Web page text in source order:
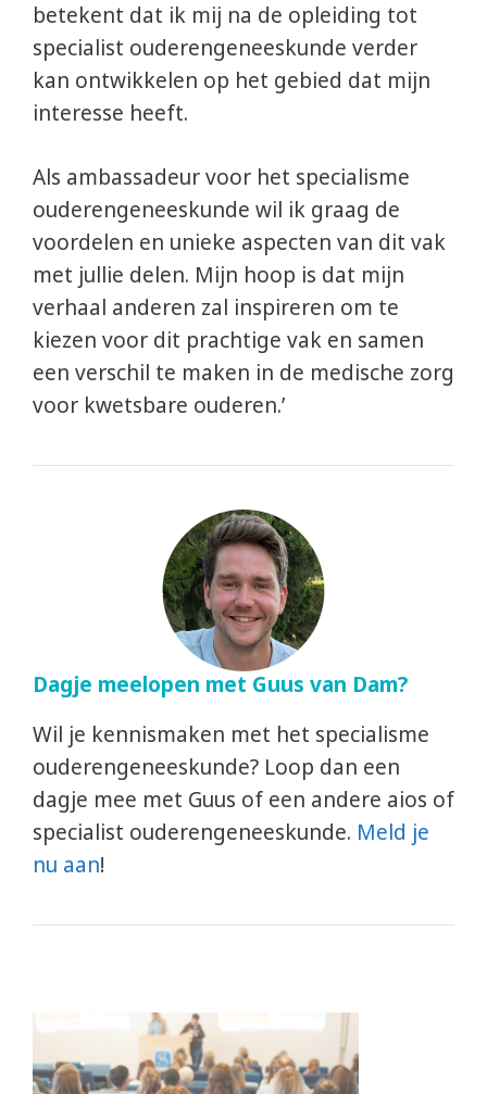
betekent dat ik mij na de opleiding tot
specialist ouderengeneeskunde verder
kan ontwikkelen op het gebied dat mijn
interesse heeft.
Als ambassadeur voor het specialisme
ouderengeneeskunde wil ik graag de
voordelen en unieke aspecten van dit vak
met jullie delen. Mijn hoop is dat mijn
verhaal anderen zal inspireren om te
kiezen voor dit prachtige vak en samen
een verschil te maken in de medische zorg
voor kwetsbare ouderen.’
Dagje meelopen met Guus van Dam?
Wil je kennismaken met het specialisme
ouderengeneeskunde? Loop dan een
dagje mee met Guus of een andere aios of
specialist ouderengeneeskunde. Meld je
nu aan!